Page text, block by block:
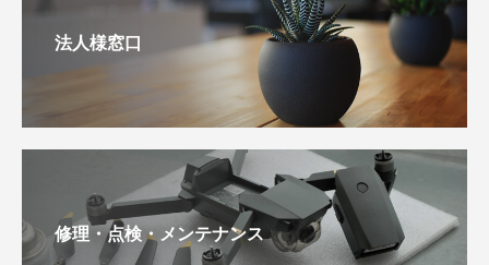
法人様窓口
修理・点検・メンテナンス